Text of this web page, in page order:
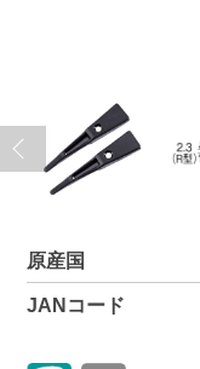
原産国
JANコード